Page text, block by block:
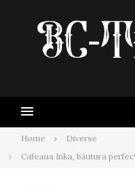
Home
Diverse
Cafeaua Inka, băutura